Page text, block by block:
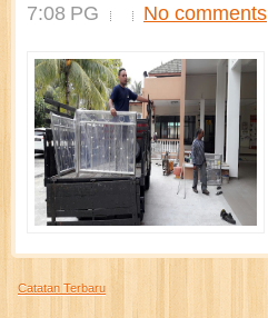
7:08 PG No comments
Catatan Terbaru